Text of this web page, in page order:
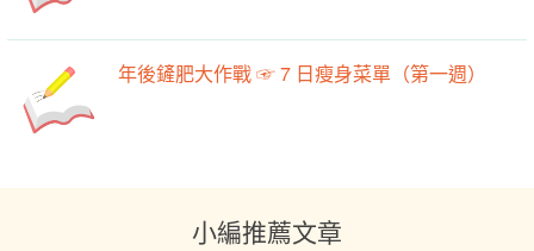
年後鏟肥大作戰 ☞ 7 日瘦身菜單（第一週）
小編推薦文章